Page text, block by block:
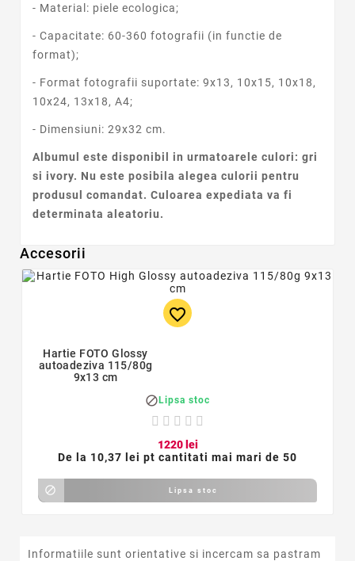
- Material: piele ecologica;
- Capacitate: 60-360 fotografii (in functie de
format);
- Format fotografii suportate: 9x13, 10x15, 10x18,
10x24, 13x18, A4;
- Dimensiuni: 29x32 cm.
Albumul este disponibil in urmatoarele culori: gri
si ivory. Nu este posibila alegea culorii pentru
produsul comandat. Culoarea expediata va fi
determinata aleatoriu.
Accesorii
favorite_border
Hartie FOTO Glossy
autoadeziva 115/80g
9x13 cm
Lipsa stoc
1220lei
De la 10,37 lei pt cantitati mai mari de 50
 Lipsa stoc
Informatiile sunt orientative si incercam sa pastram